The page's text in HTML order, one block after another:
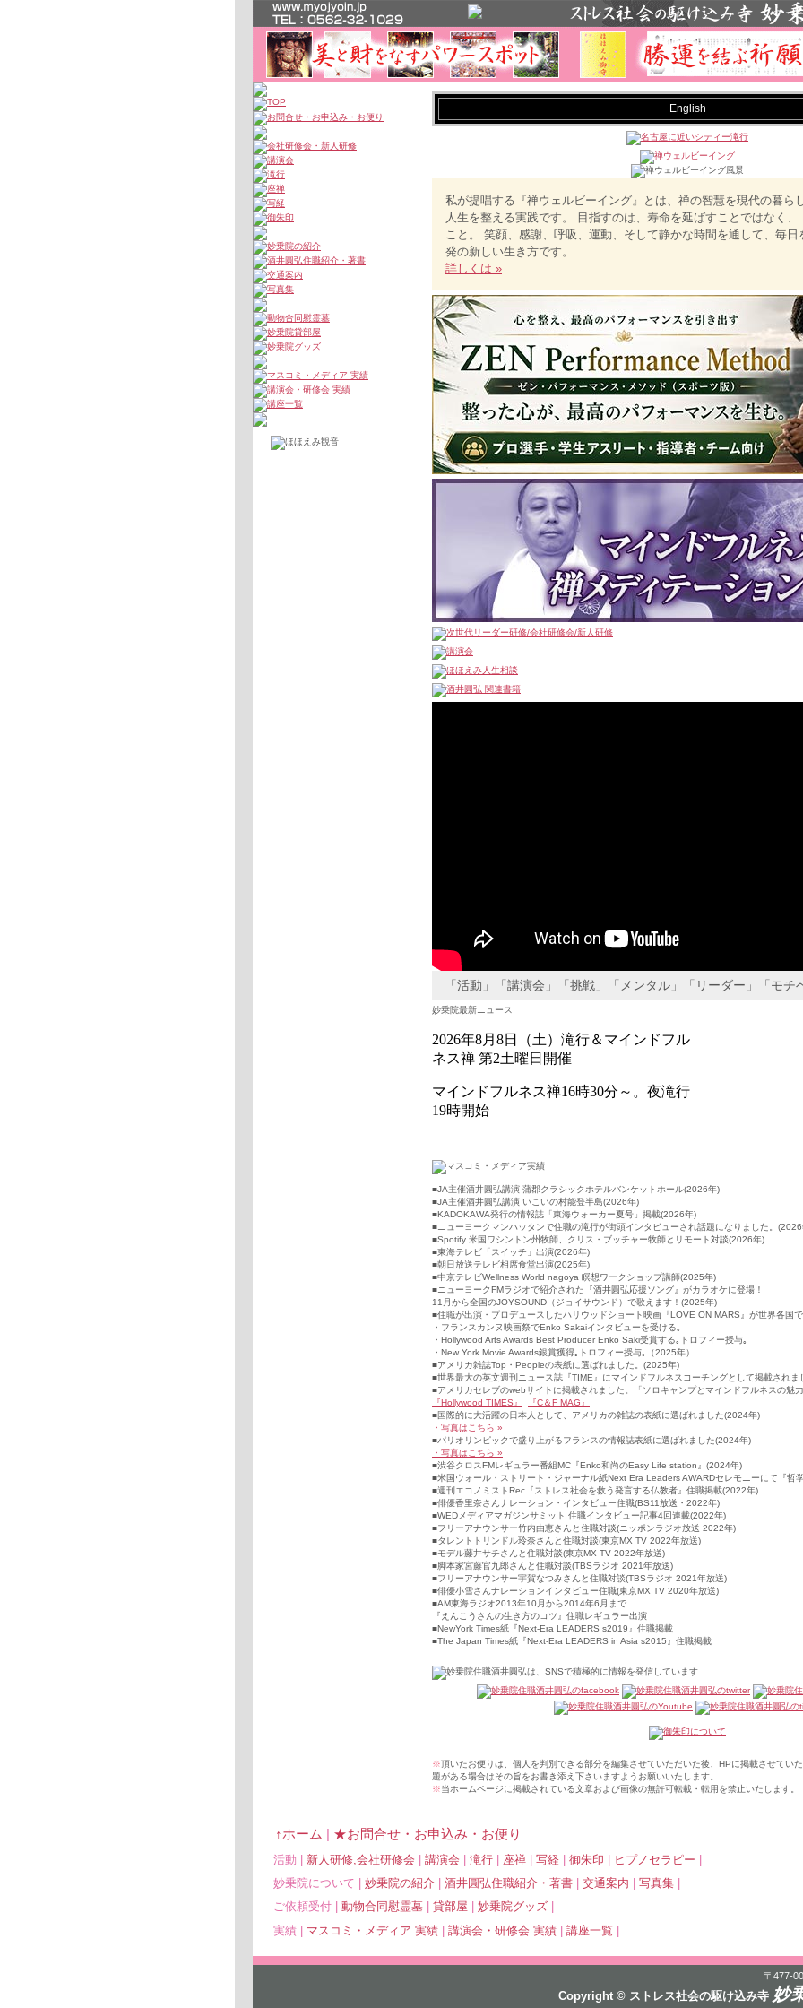
English
私が提唱する『禅ウェルビーイング』とは、禅の智慧を現代の暮ら
人生を整える実践です。 目指すのは、寿命を延ばすことではなく
こと。 笑顔、感謝、呼吸、運動、そして静かな時間を通して、毎
発の新しい生き方です。
詳しくは »
「活動」「講演会」「挑戦」「メンタル」「リーダー」「モチ
妙乗院最新ニュース
■JA主催酒井圓弘講演 蒲郡クラシックホテルバンケットホール(2026年)
■JA主催酒井圓弘講演 いこいの村能登半島(2026年)
■KADOKAWA発行の情報誌「東海ウォーカー夏号」掲載(2026年)
■ニューヨークマンハッタンで住職の滝行が街頭インタビューされ話題になりました。
■Spotify 米国ワシントン州牧師、クリス・ブッチャー牧師とリモート対談(2026年)
■東海テレビ「スイッチ」出演(2026年)
■朝日放送テレビ相席食堂出演(2025年)
■中京テレビWellness World nagoya 瞑想ワークショップ講師(2025年)
■ニューヨークFMラジオで紹介された『酒井圓弘応援ソング』がカラオケに登場！
11月から全国のJOYSOUND（ジョイサウンド）で歌えます！(2025年)
■住職が出演・プロデュースしたハリウッドショート映画『LOVE ON MARS』が世界各国
・フランスカンヌ映画祭でEnko Sakaiインタビューを受ける｡
・Hollywood Arts Awards Best Producer Enko Saki受賞する｡トロフィー授与｡
・New York Movie Awards銀賞獲得｡トロフィー授与｡（2025年）
■アメリカ雑誌Top・Peopleの表紙に選ばれました。(2025年)
■世界最大の英文週刊ニュース誌『TIME』にマインドフルネスコーチングとして掲載されま
■アメリカセレブのwebサイトに掲載されました。「ソロキャンプとマインドフルネスの魅
『Hollywood TIMES』
『C＆F MAG』
■国際的に大活躍の日本人として、アメリカの雑誌の表紙に選ばれました(2024年)
・写真はこちら »
■パリオリンピックで盛り上がるフランスの情報誌表紙に選ばれました(2024年)
・写真はこちら »
■渋谷クロスFMレギュラー番組MC『Enko和尚のEasy Life station』(2024年)
■米国ウォール・ストリート・ジャーナル紙Next Era Leaders AWARDセレモニーにて『哲
■週刊エコノミストRec『ストレス社会を救う発言する仏教者』住職掲載(2022年)
■俳優香里奈さんナレーション・インタビュー住職(BS11放送・2022年)
■WEDメディアマガジンサミット 住職インタビュー記事4回連載(2022年)
■フリーアナウンサー竹内由恵さんと住職対談(ニッポンラジオ放送 2022年)
■タレントトリンドル玲奈さんと住職対談(東京MX TV 2022年放送)
■モデル藤井サチさんと住職対談(東京MX TV 2022年放送)
■脚本家宮藤官九郎さんと住職対談(TBSラジオ 2021年放送)
■フリーアナウンサー宇賀なつみさんと住職対談(TBSラジオ 2021年放送)
■俳優小雪さんナレーションインタビュー住職(東京MX TV 2020年放送)
■AM東海ラジオ2013年10月から2014年6月まで
『えんこうさんの生き方のコツ』住職レギュラー出演
■NewYork Times紙『Next-Era LEADERS s2019』住職掲載
■The Japan Times紙『Next-Era LEADERS in Asia s2015』住職掲載
※頂いたお便りは、個人を判別できる部分を編集させていただいた後、HPに掲載させてい
題がある場合はその旨をお書き添え下さいますようお願いいたします。
※当ホームページに掲載されている文章および画像の無許可転載・転用を禁止いたします。
↑ホーム | ★お問合せ・お申込み・お便り
活動 | 新人研修,会社研修会 | 講演会 | 滝行 | 座禅 | 写経 | 御朱印 | ヒプノセラピー |
妙乗院について | 妙乗院の紹介 酒井圓弘住職紹介・著書 交通案内 写真集
ご依頼受付 | 動物合同慰霊墓 貸部屋 妙乗院グッズ
実績 | マスコミ・メディア 実績 講演会・研修会 実績 講座一覧
〒477-
Copyright © ストレス社会の駆け込み寺 妙